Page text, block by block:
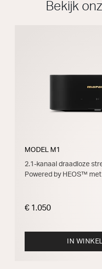
Bekijk
MODEL M1
2.1-kanaal draadloze
Powered by HEOS™
€ 1.050
IN